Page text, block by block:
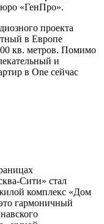
«ГенПро».
проекта
в Европе
кв. метров. Помимо
и
в One сейчас
Сити» стал
комплекс «Дом
гармоничный